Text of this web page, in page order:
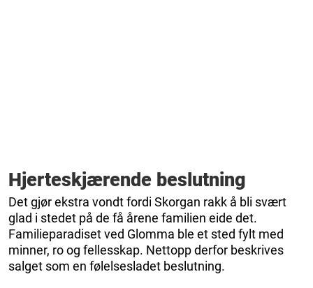
Hjerteskjærende beslutning
Det gjør ekstra vondt fordi Skorgan rakk å bli svært
glad i stedet på de få årene familien eide det.
Familieparadiset ved Glomma ble et sted fylt med
minner, ro og fellesskap. Nettopp derfor beskrives
salget som en følelsesladet beslutning.